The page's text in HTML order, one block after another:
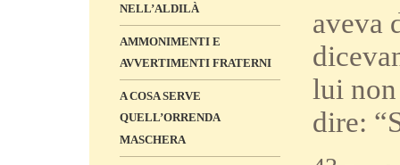
NELL’ALDILÀ
AMMONIMENTI E
AVVERTIMENTI FRATERNI
A COSA SERVE
QUELL’ORRENDA
MASCHERA
aveva
lui non
dire: